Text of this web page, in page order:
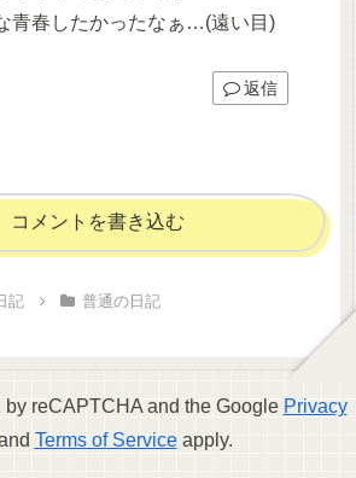
青春したかったなぁ…(遠い目)
返信
コメントを書き込む
記 普通の日記
reCAPTCHA and the Google Privacy
Terms of Serviceapply.